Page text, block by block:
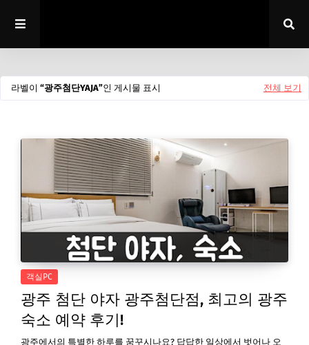
라벨이 광주첨단YAJA 인 게시물 표시 전체 보기
객실PC
광주 첨단 야자 광주첨단점, 최고의 광주
숙소 예약 후기!
광주에서의 특별한 하루를 꿈꾸시나요? 답답한 일상에서 벗어나 오